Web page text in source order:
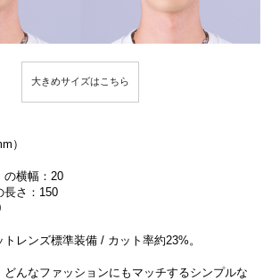
大きめサイズはこちら
）
の横幅：20
長さ：150
レンズ標準装備 / カット率約23%。
どんなファッションにもマッチするシンプルな